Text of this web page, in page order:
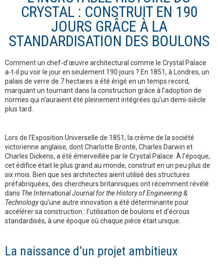
CRYSTAL : CONSTRUIT EN 190
JOURS GRÂCE À LA
STANDARDISATION DES BOULONS
Comment un chef-d’œuvre architectural comme le Crystal Palace
a-t-il pu voir le jour en seulement 190 jours ? En 1851, à Londres, un
palais de verre de 7 hectares a été érigé en un temps record,
marquant un tournant dans la construction grâce à l’adoption de
normes qui n’auraient été pleinement intégrées qu’un demi-siècle
plus tard.
Lors de l’Exposition Universelle de 1851, la crème de la société
victorienne anglaise, dont Charlotte Brontë, Charles Darwin et
Charles Dickens, a été émerveillée par le Crystal Palace. À l’époque,
cet édifice était le plus grand au monde, construit en un peu plus de
six mois. Bien que ses architectes aient utilisé des structures
préfabriquées, des chercheurs britanniques ont récemment révélé
dans The International Journal for the History of Engineering &
Technologyqu’une autre innovation a été déterminante pour
accélérer sa construction : l’utilisation de boulons et d’écrous
standardisés, à une époque où chaque pièce était unique.
La naissance d’un projet ambitieux